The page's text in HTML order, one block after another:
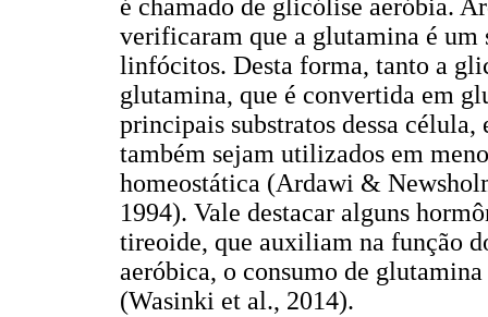
é chamado de glicólise aeróbia.
verificaram que a glutamina é
linfócitos. Desta forma, tanto a
glutamina, que é convertida em
principais substratos dessa
também sejam utilizados em
homeostática (Ardawi &
1994). Vale destacar alguns
tireoide, que auxiliam na função
aeróbica, o consumo de
(Wasinki et al., 2014).